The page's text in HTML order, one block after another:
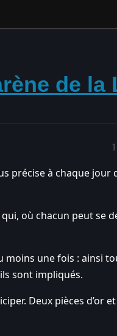
de la
1
précise à chaque jour
où chacun peut se
une fois : ainsi
sont impliqués.
Deux pièces d’or